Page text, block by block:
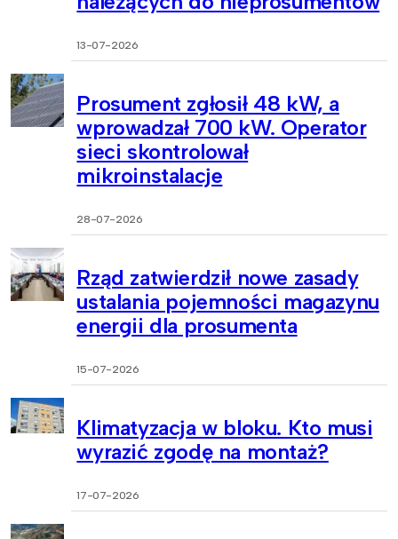
13-07-2026
Prosument zgłosił 48 kW, a
wprowadzał 700 kW. Operator
sieci skontrolował
mikroinstalacje
28-07-2026
Rząd zatwierdził nowe zasady
ustalania pojemności magazynu
energii dla prosumenta
15-07-2026
Klimatyzacja w bloku. Kto musi
wyrazić zgodę na montaż?
17-07-2026